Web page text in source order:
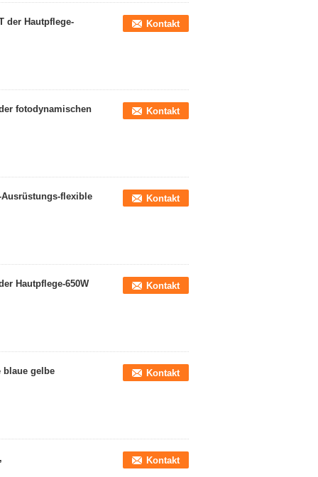
der Hautpflege- Kontakt
fotodynamischen Kontakt
flexible Kontakt
Hautpflege-650W Kontakt
blaue gelbe Kontakt
Kontakt